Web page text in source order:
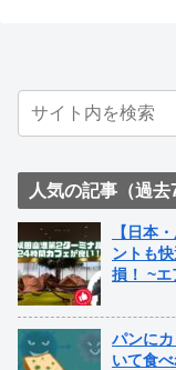
人気の記事（過去
【日本
ントも
損！ ~エ
パンに
いて食